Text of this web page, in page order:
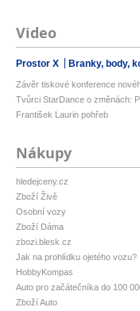
Video
Prostor X Branky, body,
Závěr tiskové konference
Tvůrci StarDance o změnách:
František Laurin pohřeb
Nákupy
hledejceny.cz
Zboží Živě
Osobní vozy
Zboží Dáma
zbozi.blesk.cz
Jak na prohlídku ojetého vozu?
HobbyKompas
Auto pro začátečníka do 100
Zboží Auto